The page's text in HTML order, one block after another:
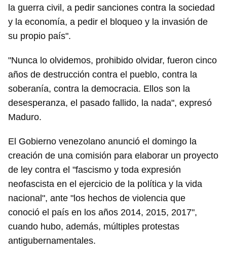
Para poder guardar como favorito, primero has de
INICIAR SESIÓN CANCELAR
la guerra civil, a pedir sanciones contra la sociedad
y la economía, a pedir el bloqueo y la invasión de
su propio país".
"Nunca lo olvidemos, prohibido olvidar, fueron cinco
años de destrucción contra el pueblo, contra la
soberanía, contra la democracia. Ellos son la
desesperanza, el pasado fallido, la nada", expresó
Maduro.
El Gobierno venezolano anunció el domingo la
creación de una comisión para elaborar un proyecto
de ley contra el "fascismo y toda expresión
neofascista en el ejercicio de la política y la vida
nacional", ante "los hechos de violencia que
conoció el país en los años 2014, 2015, 2017",
cuando hubo, además, múltiples protestas
antigubernamentales.